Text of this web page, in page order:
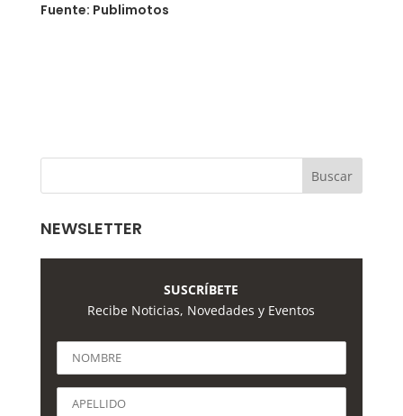
Fuente: Publimotos
NEWSLETTER
SUSCRÍBETE
Recibe Noticias, Novedades y Eventos